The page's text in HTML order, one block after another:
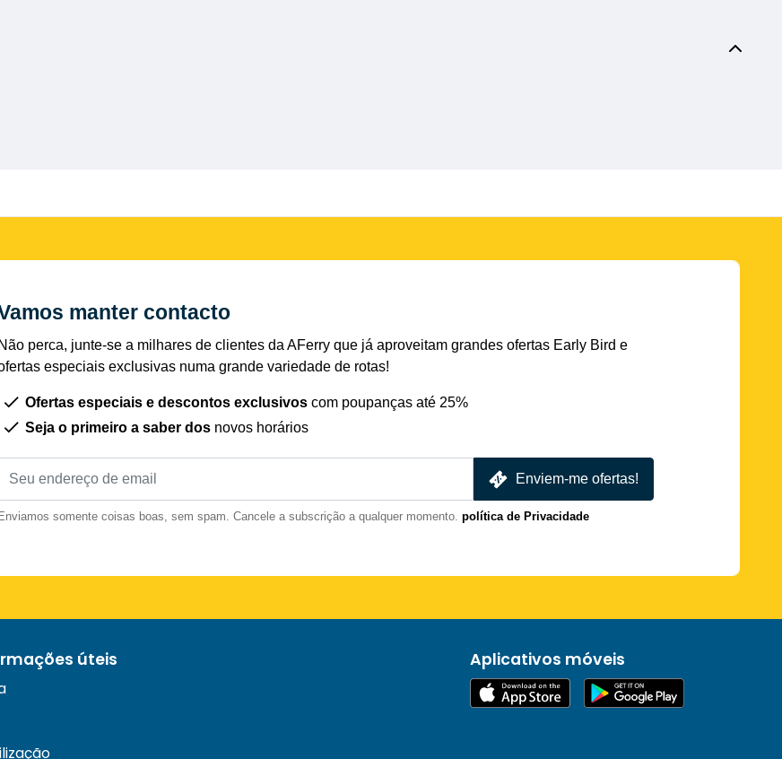
manter contacto
Não perca, junte-se a milhares de clientes da AFerry que já aproveitam grandes ofertas Early Bird e
especiais exclusivas numa grande variedade de rotas!
Ofertas especiais e descontos exclusivos com poupanças até 25%
Seja o primeiro a saber dos novos horários
Enviem-me ofertas!
Enviamos somente coisas boas, sem spam. Cancele a subscrição a qualquer momento. política de Privacidade
úteis Aplicativos móveis